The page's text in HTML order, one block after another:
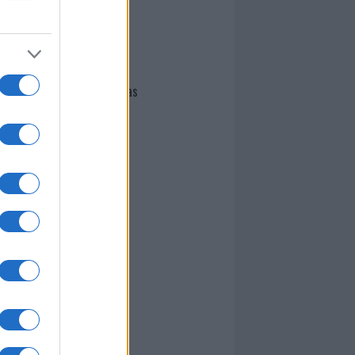
Giovannimaria Cabras